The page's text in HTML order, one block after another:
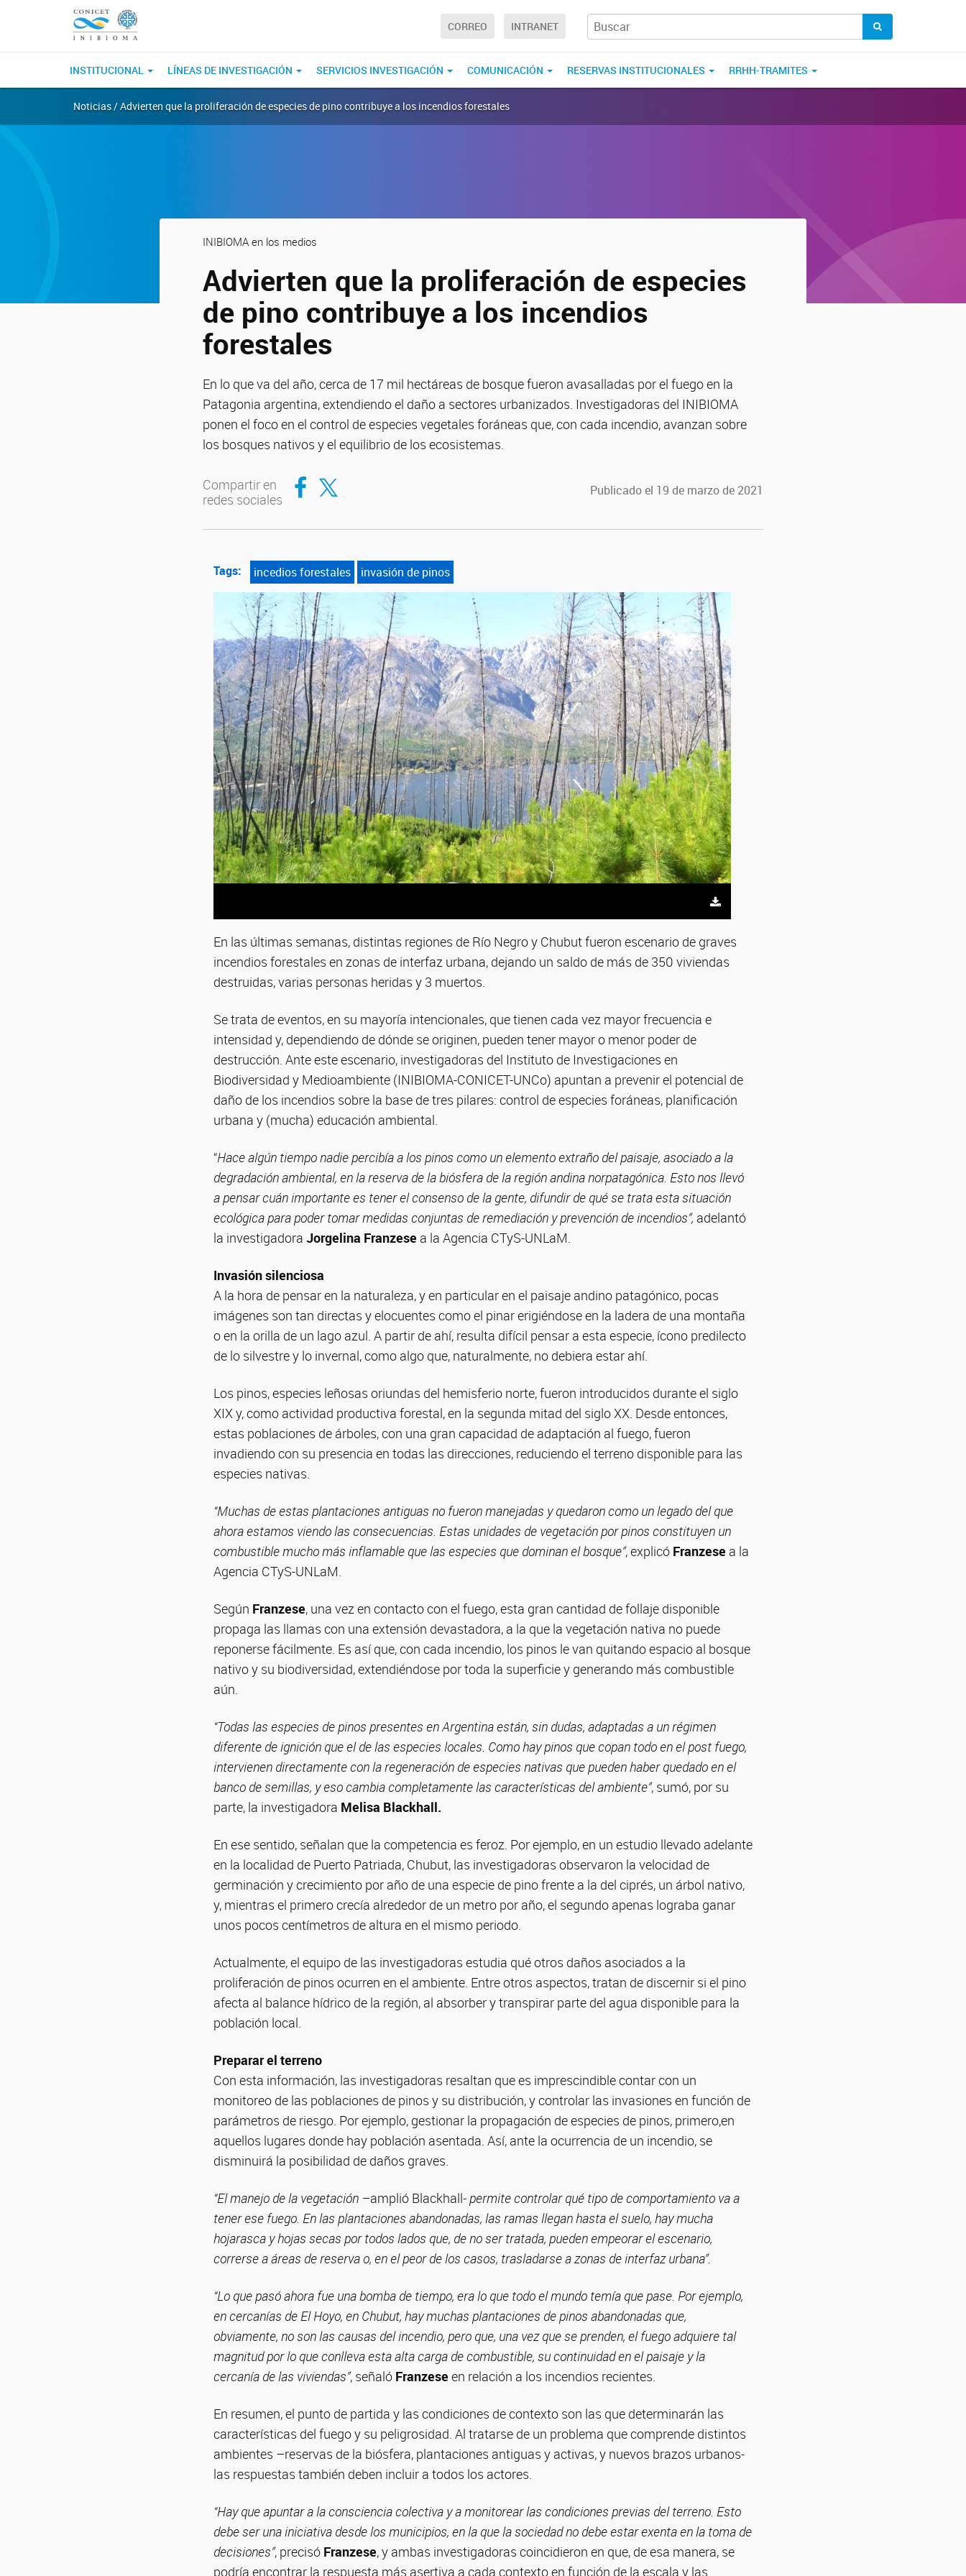
CORREO INTRANET
INSTITUCIONAL LÍNEAS DE INVESTIGACIÓN SERVICIOS INVESTIGACIÓN COMUNICACIÓN RESERVAS INSTITUCIONALES RRHH-TRAMITES
Noticias / Advierten que la proliferación de especies de pino contribuye a los incendios forestales
INIBIOMA en los medios
Advierten que la proliferación de especies
de pino contribuye a los incendios
forestales
En lo que va del año, cerca de 17 mil hectáreas de bosque fueron avasalladas por el fuego en la
Patagonia argentina, extendiendo el daño a sectores urbanizados. Investigadoras del INIBIOMA
ponen el foco en el control de especies vegetales foráneas que, con cada incendio, avanzan sobre
los bosques nativos y el equilibrio de los ecosistemas.
Compartir en
redes sociales
Compartir en Facebook
Compartir en Twitter Publicado el 19 de marzo de 2021
Tags: incedios forestales invasión de pinos
En las últimas semanas, distintas regiones de Río Negro y Chubut fueron escenario de graves
incendios forestales en zonas de interfaz urbana, dejando un saldo de más de 350 viviendas
destruidas, varias personas heridas y 3 muertos.
Se trata de eventos, en su mayoría intencionales, que tienen cada vez mayor frecuencia e
intensidad y, dependiendo de dónde se originen, pueden tener mayor o menor poder de
destrucción. Ante este escenario, investigadoras del Instituto de Investigaciones en
Biodiversidad y Medioambiente (INIBIOMA-CONICET-UNCo) apuntan a prevenir el potencial de
daño de los incendios sobre la base de tres pilares: control de especies foráneas, planificación
urbana y (mucha) educación ambiental.
“Hace algún tiempo nadie percibía a los pinos como un elemento extraño del paisaje, asociado a la
degradación ambiental, en la reserva de la biósfera de la región andina norpatagónica. Esto nos llevó
a pensar cuán importante es tener el consenso de la gente, difundir de qué se trata esta situación
ecológica para poder tomar medidas conjuntas de remediación y prevención de incendios”, adelantó
la investigadora Jorgelina Franzese a la Agencia CTyS-UNLaM.
Invasión silenciosa
A la hora de pensar en la naturaleza, y en particular en el paisaje andino patagónico, pocas
imágenes son tan directas y elocuentes como el pinar erigiéndose en la ladera de una montaña
o en la orilla de un lago azul. A partir de ahí, resulta difícil pensar a esta especie, ícono predilecto
de lo silvestre y lo invernal, como algo que, naturalmente, no debiera estar ahí.
Los pinos, especies leñosas oriundas del hemisferio norte, fueron introducidos durante el siglo
XIX y, como actividad productiva forestal, en la segunda mitad del siglo XX. Desde entonces,
estas poblaciones de árboles, con una gran capacidad de adaptación al fuego, fueron
invadiendo con su presencia en todas las direcciones, reduciendo el terreno disponible para las
especies nativas.
“Muchas de estas plantaciones antiguas no fueron manejadas y quedaron como un legado del que
ahora estamos viendo las consecuencias. Estas unidades de vegetación por pinos constituyen un
combustible mucho más inflamable que las especies que dominan el bosque”, explicó Franzese a la
Agencia CTyS-UNLaM.
Según Franzese, una vez en contacto con el fuego, esta gran cantidad de follaje disponible
propaga las llamas con una extensión devastadora, a la que la vegetación nativa no puede
reponerse fácilmente. Es así que, con cada incendio, los pinos le van quitando espacio al bosque
nativo y su biodiversidad, extendiéndose por toda la superficie y generando más combustible
aún.
“Todas las especies de pinos presentes en Argentina están, sin dudas, adaptadas a un régimen
diferente de ignición que el de las especies locales. Como hay pinos que copan todo en el post fuego,
intervienen directamente con la regeneración de especies nativas que pueden haber quedado en el
banco de semillas, y eso cambia completamente las características del ambiente”, sumó, por su
parte, la investigadora Melisa Blackhall.
En ese sentido, señalan que la competencia es feroz. Por ejemplo, en un estudio llevado adelante
en la localidad de Puerto Patriada, Chubut, las investigadoras observaron la velocidad de
germinación y crecimiento por año de una especie de pino frente a la del ciprés, un árbol nativo,
y, mientras el primero crecía alrededor de un metro por año, el segundo apenas lograba ganar
unos pocos centímetros de altura en el mismo periodo.
Actualmente, el equipo de las investigadoras estudia qué otros daños asociados a la
proliferación de pinos ocurren en el ambiente. Entre otros aspectos, tratan de discernir si el pino
afecta al balance hídrico de la región, al absorber y transpirar parte del agua disponible para la
población local.
Preparar el terreno
Con esta información, las investigadoras resaltan que es imprescindible contar con un
monitoreo de las poblaciones de pinos y su distribución, y controlar las invasiones en función de
parámetros de riesgo. Por ejemplo, gestionar la propagación de especies de pinos, primero,en
aquellos lugares donde hay población asentada. Así, ante la ocurrencia de un incendio, se
disminuirá la posibilidad de daños graves.
“El manejo de la vegetación –amplió Blackhall- permite controlar qué tipo de comportamiento va a
tener ese fuego. En las plantaciones abandonadas, las ramas llegan hasta el suelo, hay mucha
hojarasca y hojas secas por todos lados que, de no ser tratada, pueden empeorar el escenario,
correrse a áreas de reserva o, en el peor de los casos, trasladarse a zonas de interfaz urbana”.
“Lo que pasó ahora fue una bomba de tiempo, era lo que todo el mundo temía que pase. Por ejemplo,
en cercanías de El Hoyo, en Chubut, hay muchas plantaciones de pinos abandonadas que,
obviamente, no son las causas del incendio, pero que, una vez que se prenden, el fuego adquiere tal
magnitud por lo que conlleva esta alta carga de combustible, su continuidad en el paisaje y la
cercanía de las viviendas”, señaló Franzese en relación a los incendios recientes.
En resumen, el punto de partida y las condiciones de contexto son las que determinarán las
características del fuego y su peligrosidad. Al tratarse de un problema que comprende distintos
ambientes –reservas de la biósfera, plantaciones antiguas y activas, y nuevos brazos urbanos-
las respuestas también deben incluir a todos los actores.
“Hay que apuntar a la consciencia colectiva y a monitorear las condiciones previas del terreno. Esto
debe ser una iniciativa desde los municipios, en la que la sociedad no debe estar exenta en la toma de
decisiones”, precisó Franzese, y ambas investigadoras coincidieron en que, de esa manera, se
podría encontrar la respuesta más asertiva a cada contexto en función de la escala y las